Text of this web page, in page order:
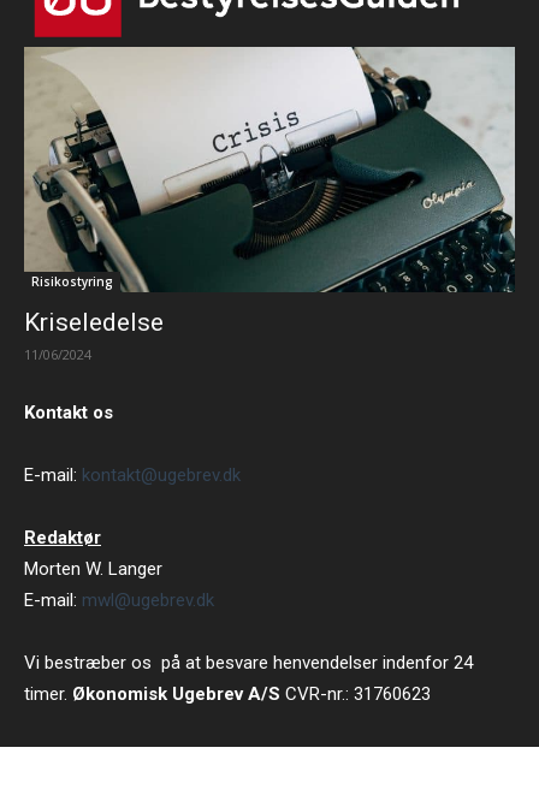
Risikostyring
Kriseledelse
11/06/2024
Kontakt os
E-mail: kontakt@ugebrev.dk
Redaktør
Morten W. Langer
E-mail: mwl@ugebrev.dk
Vi bestræber os på at besvare henvendelser indenfor 24
timer. Økonomisk Ugebrev A/S CVR-nr.: 31760623